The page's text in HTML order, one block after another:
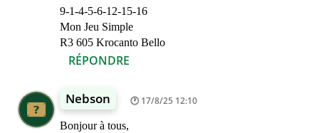
9-1-4-5-6-12-15-16
Mon Jeu Simple
R3 605 Krocanto Bello
RÉPONDRE
Nebson 17/8/25 12:10
Bonjour à tous,